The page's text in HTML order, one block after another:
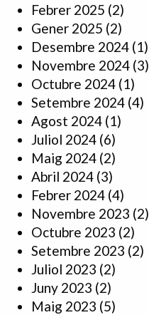
Febrer 2025 (2)
Gener 2025 (2)
Desembre 2024 (1)
Novembre 2024 (3)
Octubre 2024 (1)
Setembre 2024 (4)
Agost 2024 (1)
Juliol 2024 (6)
Maig 2024 (2)
Abril 2024 (3)
Febrer 2024 (4)
Novembre 2023 (2)
Octubre 2023 (2)
Setembre 2023 (2)
Juliol 2023 (2)
Juny 2023 (2)
Maig 2023 (5)